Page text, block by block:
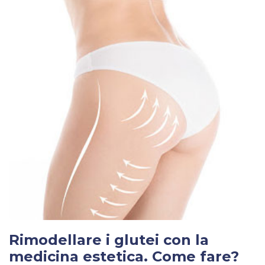
Rimodellare i glutei con la
medicina estetica. Come fare?